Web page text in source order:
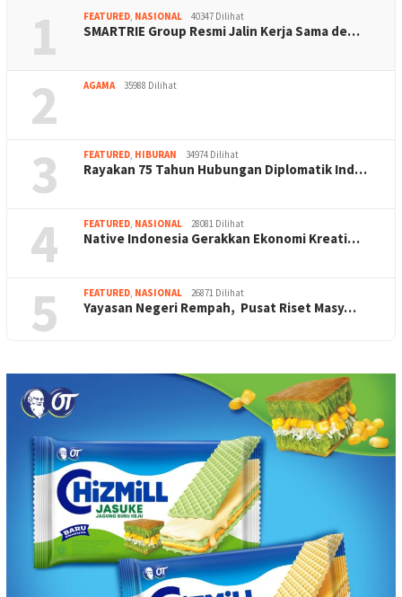
1 FEATURED, NASIONAL 40347 Dilihat
SMARTRIE Group Resmi Jalin Kerja Sama de…
2 AGAMA 35988 Dilihat
3 FEATURED, HIBURAN 34974 Dilihat
Rayakan 75 Tahun Hubungan Diplomatik Ind…
4 FEATURED, NASIONAL 28081 Dilihat
Native Indonesia Gerakkan Ekonomi Kreati…
5 FEATURED, NASIONAL 26871 Dilihat
Yayasan Negeri Rempah, Pusat Riset Masy…